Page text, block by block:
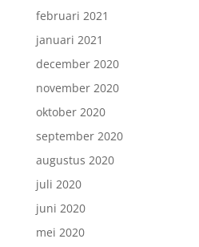
februari 2021
januari 2021
december 2020
november 2020
oktober 2020
september 2020
augustus 2020
juli 2020
juni 2020
mei 2020